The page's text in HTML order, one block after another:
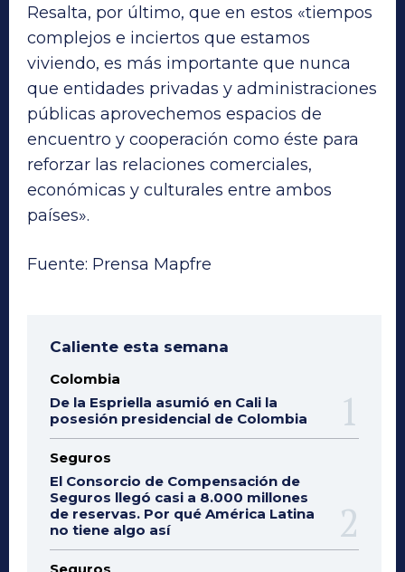
Resalta, por último, que en estos «tiempos
complejos e inciertos que estamos
viviendo, es más importante que nunca
que entidades privadas y administraciones
públicas aprovechemos espacios de
encuentro y cooperación como éste para
reforzar las relaciones comerciales,
económicas y culturales entre ambos
países».
Fuente: Prensa Mapfre
Caliente esta semana
Colombia
De la Espriella asumió en Cali la
posesión presidencial de Colombia
Seguros
El Consorcio de Compensación de
Seguros llegó casi a 8.000 millones
de reservas. Por qué América Latina
no tiene algo así